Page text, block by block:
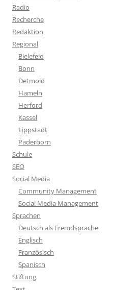
Radio
Recherche
Redaktion
Regional
Bielefeld
Bonn
Detmold
Hameln
Herford
Kassel
Lippstadt
Paderborn
Schule
SEO
Social Media
Community Management
Social Media Management
Sprachen
Deutsch als Fremdsprache
Englisch
Französisch
Spanisch
Stiftung